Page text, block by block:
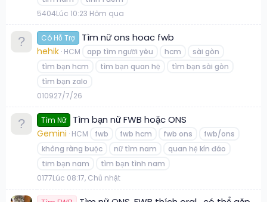
5404Lúc 10:23 Hôm qua
Có Hỗ Trợ Tìm nữ ons hoac fwb
hehik HCM app tìm người yêu hcm
sài gòn
tìm bạn hcm
tìm bạn quan hệ
tìm bạn sài gòn
tìm bạn zalo
010927/7/26
Tìm Nữ Tìm bạn nữ FWB hoặc ONS
Gemini HCM fwb fwb hcm fwb ons
fwb/ons
không ràng buộc
nữ tìm nam
quan hệ kín đáo
tim bạn nam
tìm bạn tình nam
0177Lúc 08:17, Chủ nhật